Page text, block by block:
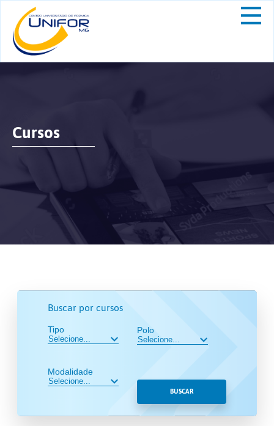
Cursos
Buscar por cursos
Tipo
Modalidade
Polo
BUSCAR